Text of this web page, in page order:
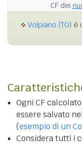
CF dei
Volpiano (TO) è
Ogni CF
essere salvato
(esempio di un
Considera tutti i